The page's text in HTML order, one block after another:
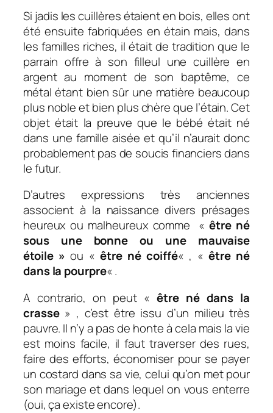
Si jadis les cuillères étaient en bois, elles ont
été ensuite fabriquées en étain mais, dans
les familles riches, il était de tradition que le
parrain offre à son filleul une cuillère en
argent au moment de son baptême, ce
métal étant bien sûr une matière beaucoup
plus noble et bien plus chère que l’étain. Cet
objet était la preuve que le bébé était né
dans une famille aisée et qu’il n’aurait donc
probablement pas de soucis financiers dans
le futur.
D’autres expressions très anciennes
associent à la naissance divers présages
heureux ou malheureux comme «être né
sous une bonne ou une mauvaise
étoile » ou «être né coiffé« , «être né
dans la pourpre« .
A contrario, on peut «être né dans la
crasse» , c’est être issu d’un milieu très
pauvre. Il n’y a pas de honte à cela mais la vie
est moins facile, il faut traverser des rues,
faire des efforts, économiser pour se payer
un costard dans sa vie, celui qu’on met pour
son mariage et dans lequel on vous enterre
(oui, ça existe encore).